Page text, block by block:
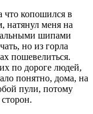
что копошился в
натянул меня на
шипами
но из горла
пошевелиться.
по дороге людей,
понятно, дома, на
пули, потому